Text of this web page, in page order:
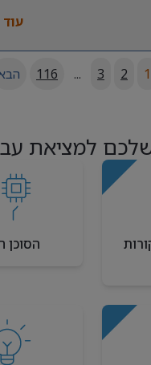
1
2
3
...
116
למציאת
הסוכן